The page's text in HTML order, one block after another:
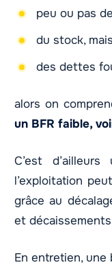
peu ou pas
du stock,
des dettes
alors on
un BFR faible,
C’est
l’exploitation
grâce au
et
En entretien,